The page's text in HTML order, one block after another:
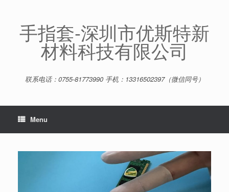
content手指套-深圳市优斯特新
材料科技有限公司
联系电话：0755-81773990 手机：13316502397（微信同号）
Menu